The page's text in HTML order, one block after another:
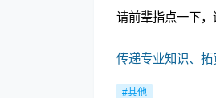
请前辈指点一下，
传递专业知识、
#其他